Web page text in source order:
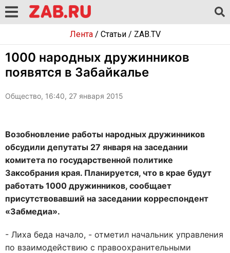
Лента/ Статьи/ ZAB.TV
1000 народных дружинников
появятся в Забайкалье
Общество, 16:40, 27 января 2015
Возобновление работы народных дружинников
обсудили депутаты 27 января на заседании
комитета по государственной политике
Заксобрания края. Планируется, что в крае будут
работать 1000 дружинников, сообщает
присутствовавший на заседании корреспондент
«Забмедиа».
- Лиха беда начало, - отметил начальник управления
по взаимодействию с правоохранительными